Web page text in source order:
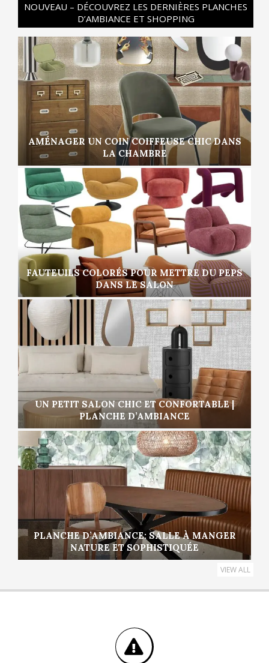
NOUVEAU – DÉCOUVREZ LES DERNIÈRES PLANCHES
D’AMBIANCE ET SHOPPING
AMÉNAGER UN COIN COIFFEUSE CHIC DANS
LA CHAMBRE
FAUTEUILS COLORÉS POUR METTRE DU PEPS
DANS LE SALON
UN PETIT SALON CHIC ET CONFORTABLE |
PLANCHE D’AMBIANCE
PLANCHE D’AMBIANCE: SALLE À MANGER
NATURE ET SOPHISTIQUÉE
VIEW ALL